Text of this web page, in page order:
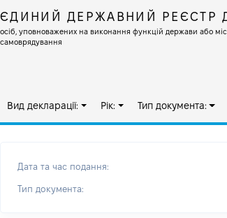
ЄДИНИЙ ДЕРЖАВНИЙ РЕЄСТР
осіб, уповноважених на виконання функцій держави або
самоврядування
Вид декларації: Рік: Тип документа:
Дата та час подання:
Тип документа: